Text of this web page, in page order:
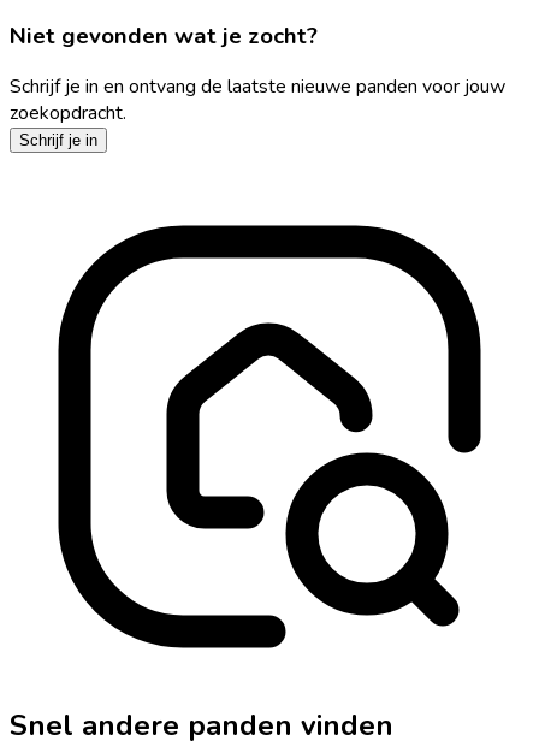
Niet gevonden wat je zocht?
Schrijf je in en ontvang de laatste nieuwe panden voor jouw
zoekopdracht.
Schrijf je in
Snel andere panden vinden